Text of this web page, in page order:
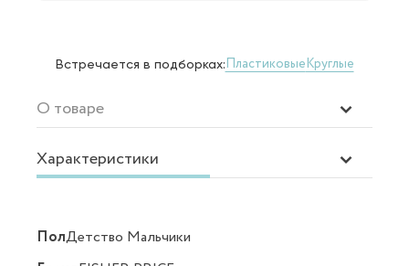
Встречается в подборках:ПластиковыеКруглые
О товаре
Характеристики
ПолДетство Мальчики